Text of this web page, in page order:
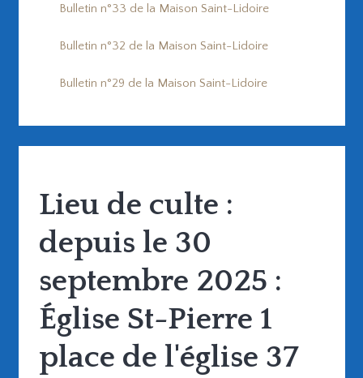
Bulletin n°33 de la Maison Saint-Lidoire
Bulletin n°32 de la Maison Saint-Lidoire
Bulletin n°29 de la Maison Saint-Lidoire
Lieu de culte :
depuis le 30
septembre 2025 :
Église St-Pierre 1
place de l'église 37